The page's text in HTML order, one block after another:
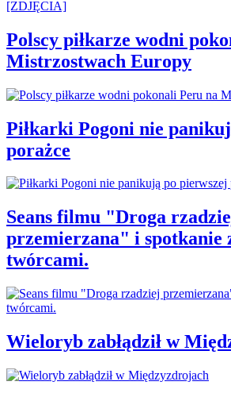
Polscy piłkarze wodni
Mistrzostwach Europy
Piłkarki Pogoni nie
porażce
Seans filmu "Droga
przemierzana" i spotkanie
twórcami.
Wieloryb zabłądził w